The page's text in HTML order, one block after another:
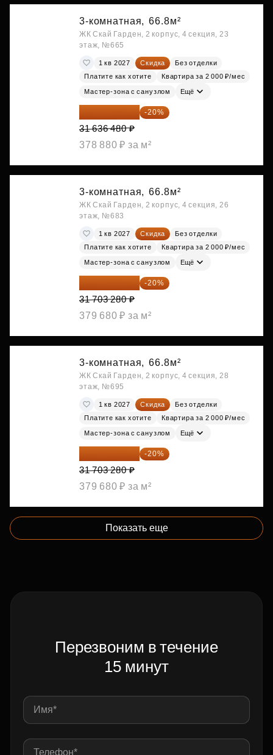
3-комнатная, 66.8м²
ЖК Скай Гарден, 2 корпус, 4 секция, 23
этаж, №665
1 кв 2027 Скидка
Без отделки
Платите как хотите
Квартира за 2 000 ₽/мес
Мастер-зона с санузлом Ещё
25 309 184 ₽ -20%
31 636 480 ₽
378 880 ₽ за м²
3-комнатная, 66.8м²
ЖК Скай Гарден, 2 корпус, 4 секция, 26
этаж, №683
1 кв 2027 Скидка
Без отделки
Платите как хотите
Квартира за 2 000 ₽/мес
Мастер-зона с санузлом Ещё
25 362 624 ₽ -20%
31 703 280 ₽
379 680 ₽ за м²
3-комнатная, 66.8м²
ЖК Скай Гарден, 2 корпус, 4 секция, 28
этаж, №695
1 кв 2027 Скидка
Без отделки
Платите как хотите
Квартира за 2 000 ₽/мес
Мастер-зона с санузлом Ещё
25 362 624 ₽ -20%
31 703 280 ₽
379 680 ₽ за м²
Показать еще
Перезвоним в течение
15 минут